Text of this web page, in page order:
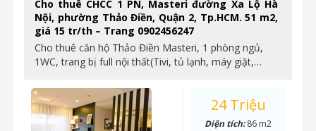
Cho thuê CHCC 1 PN, Masteri đường Xa Lộ Hà
Nội, phường Thảo Điền, Quận 2, Tp.HCM. 51 m2,
giá 15 tr/th – Trang 0902456247
Cho thuê căn hộ Thảo Điền Masteri, 1 phòng ngủ,
1WC, trang bị full nội thất(Tivi, tủ lạnh, máy giặt,…
24 Triệu
Diện tích:86 m2